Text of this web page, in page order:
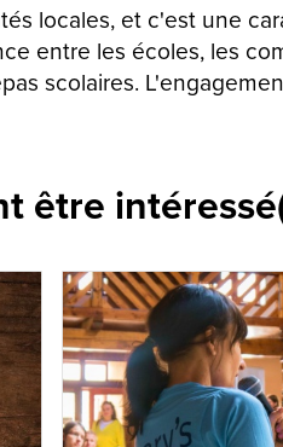
locales, et c'est une
entre les écoles, les
scolaires.
être